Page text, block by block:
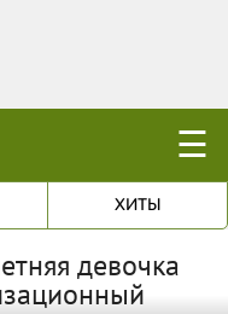
☰
ХИТЫ
девочка